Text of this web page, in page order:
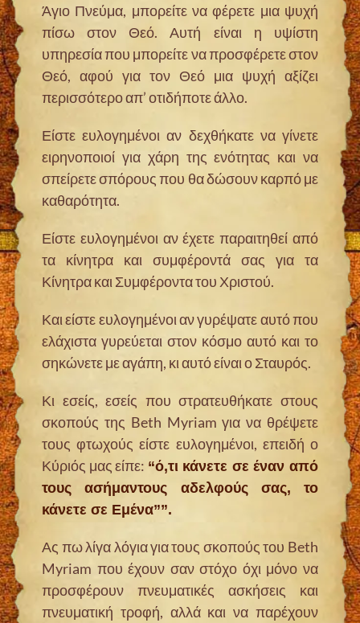
Άγιο Πνεύμα, μπορείτε να φέρετε μια ψυχή
πίσω στον Θεό. Αυτή είναι η υψίστη
υπηρεσία που μπορείτε να προσφέρετε στον
Θεό, αφού για τον Θεό μια ψυχή αξίζει
περισσότερο απ’ οτιδήποτε άλλο.
Είστε ευλογημένοι αν δεχθήκατε να γίνετε
ειρηνοποιοί για χάρη της ενότητας και να
σπείρετε σπόρους που θα δώσουν καρπό με
καθαρότητα.
Είστε ευλογημένοι αν έχετε παραιτηθεί από
τα κίνητρα και συμφέροντά σας για τα
Κίνητρα και Συμφέροντα του Χριστού.
Και είστε ευλογημένοι αν γυρέψατε αυτό που
ελάχιστα γυρεύεται στον κόσμο αυτό και το
σηκώνετε με αγάπη, κι αυτό είναι ο Σταυρός.
Κι εσείς, εσείς που στρατευθήκατε στους
σκοπούς της Beth Myriam για να θρέψετε
τους φτωχούς είστε ευλογημένοι, επειδή ο
Κύριός μας είπε: “ό,τι κάνετε σε έναν από
τους ασήμαντους αδελφούς σας, το
κάνετε σε Εμένα””.
Ας πω λίγα λόγια για τους σκοπούς του Beth
Myriam που έχουν σαν στόχο όχι μόνο να
προσφέρουν πνευματικές ασκήσεις και
πνευματική τροφή, αλλά και να παρέχουν